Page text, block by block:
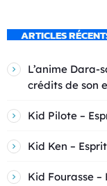
ARTICLES
L’anime Dara-
crédits de son
Kid Pilote –
Kid Ken –
Kid Fourasse